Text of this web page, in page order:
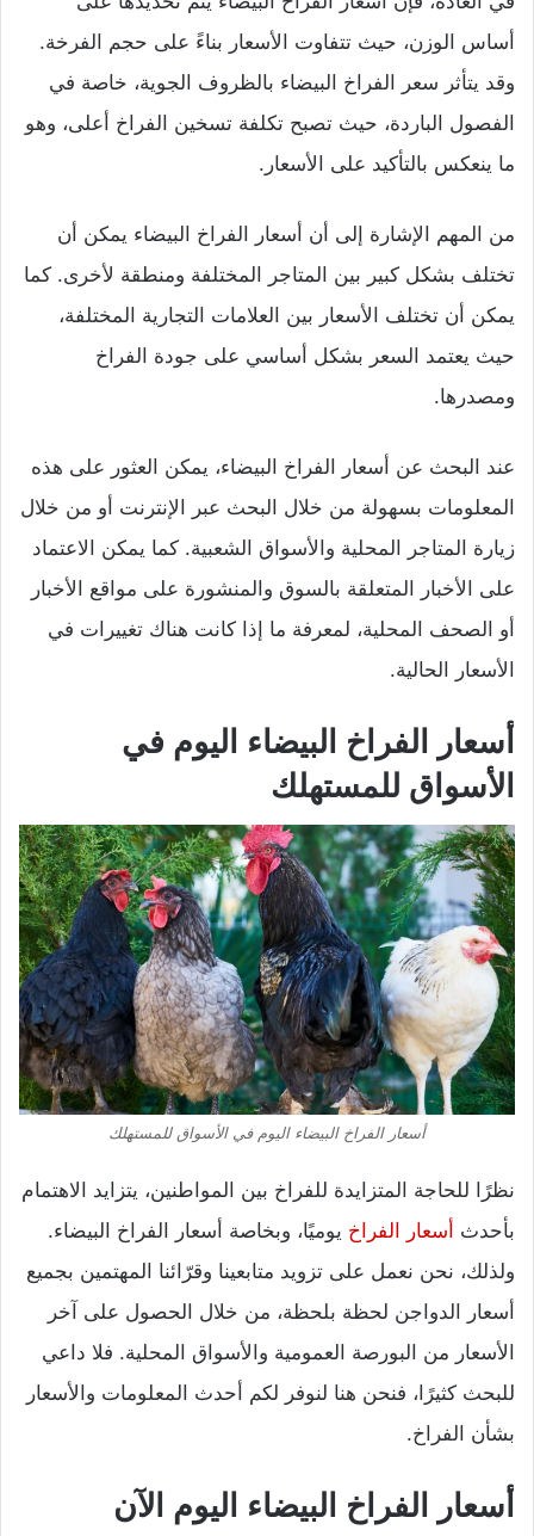
أساس الوزن، حيث تتفاوت الأسعار بناءً على حجم الفرخة.
وقد يتأثر سعر الفراخ البيضاء بالظروف الجوية، خاصة في
الفصول الباردة، حيث تصبح تكلفة تسخين الفراخ أعلى، وهو
ما ينعكس بالتأكيد على الأسعار.
من المهم الإشارة إلى أن أسعار الفراخ البيضاء يمكن أن
تختلف بشكل كبير بين المتاجر المختلفة ومنطقة لأخرى. كما
يمكن أن تختلف الأسعار بين العلامات التجارية المختلفة،
حيث يعتمد السعر بشكل أساسي على جودة الفراخ
ومصدرها.
عند البحث عن أسعار الفراخ البيضاء، يمكن العثور على هذه
المعلومات بسهولة من خلال البحث عبر الإنترنت أو من خلال
زيارة المتاجر المحلية والأسواق الشعبية. كما يمكن الاعتماد
على الأخبار المتعلقة بالسوق والمنشورة على مواقع الأخبار
أو الصحف المحلية، لمعرفة ما إذا كانت هناك تغييرات في
الأسعار الحالية.
أسعار الفراخ البيضاء اليوم في
الأسواق للمستهلك
أسعار الفراخ البيضاء اليوم في الأسواق للمستهلك
نظرًا للحاجة المتزايدة للفراخ بين المواطنين، يتزايد الاهتمام
بأحدث أسعار الفراخ يوميًا، وبخاصة أسعار الفراخ البيضاء.
ولذلك، نحن نعمل على تزويد متابعينا وقرّائنا المهتمين بجميع
أسعار الدواجن لحظة بلحظة، من خلال الحصول على آخر
الأسعار من البورصة العمومية والأسواق المحلية. فلا داعي
للبحث كثيرًا، فنحن هنا لنوفر لكم أحدث المعلومات والأسعار
بشأن الفراخ.
أسعار الفراخ البيضاء اليوم الآن